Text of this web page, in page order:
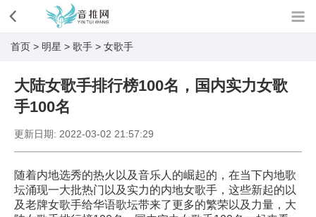
首页 > 明星 > 歌手 > 女歌手
大陆女歌手排行榜100名，国内实力女歌
手100名
更新日期: 2022-03-02 21:57:29
随着内地选秀的热火以及音乐人的崛起的，在当下内地歌
坛涌现一大批热门以及实力的内地女歌手，这些新起的以
及老牌女歌手给华语歌坛带来了更多的繁荣以及力量，大